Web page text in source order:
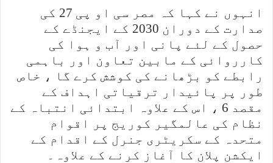
انہوں نے کہا کہ مصر سی او پی 27 کی
صدارت کے دوران 2030 کے ایجنڈے کے
حصول کے لئے پانی اور آب و ہوا کی
کارروائی کے مابین تعاون اور باہمی
رابطے کو بڑھانے کی کوشش کرے گا ، خاص
طور پر پائیدار ترقیاتی اہداف کے
مقصد 6 ، اس کے علاوہ ابتدائی انتباہ کے
نظام کی عالمگیر کوریج پر اقوام
متحدہ کے سکریٹری جنرل کے اقدام کے
ایکشن پلان کا آغاز کرنے کے علاوہ۔